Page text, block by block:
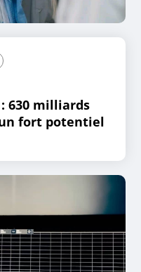
630 milliards
un fort potentiel